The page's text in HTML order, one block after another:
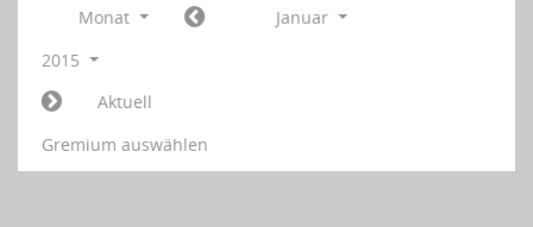
Monat
Januar
2015
Aktuell
Gremium auswählen